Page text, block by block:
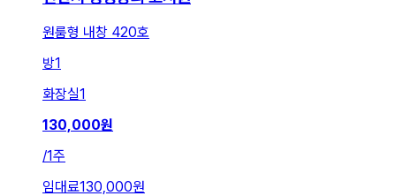
원룸형 내창 420호
방1
화장실1
130,000원
/1주
임대료130,000원